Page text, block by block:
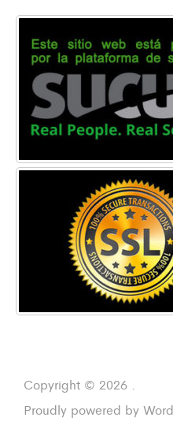
Copyright © 2026 .
Proudly powered by